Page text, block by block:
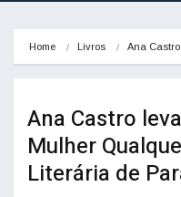
Home Livros Ana
Ana Castro
Mulher
Literária de